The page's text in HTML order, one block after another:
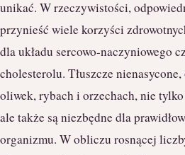
unikać. W rzeczywistości,
przynieść wiele korzyści
dla układu sercowo-naczyniowego
cholesterolu. Tłuszcze
oliwek, rybach i orzechach, nie
ale także są niezbędne dla
organizmu. W obliczu rosnącej